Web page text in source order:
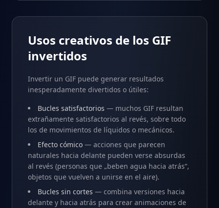
Usos creativos de los GIF
invertidos
Invertir un GIF puede generar resultados
inesperadamente divertidos o útiles:
Bucles satisfactorios — muchos GIF resultan
extrañamente satisfactorios al revés, sobre todo
los de movimientos de líquidos o mecánicos.
Efecto cómico — acciones que parecen
naturales hacia delante pueden verse absurdas
al revés (personas que „beben agua hacia atrás“,
objetos que vuelven a unirse en el aire).
Bucles sin cortes — combina versiones hacia
delante y hacia atrás para crear animaciones de